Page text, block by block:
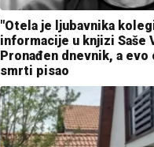
"Otela je ljubavnika
informacije u knjizi Saše
Pronađen dnevnik, a evo
smrti pisao